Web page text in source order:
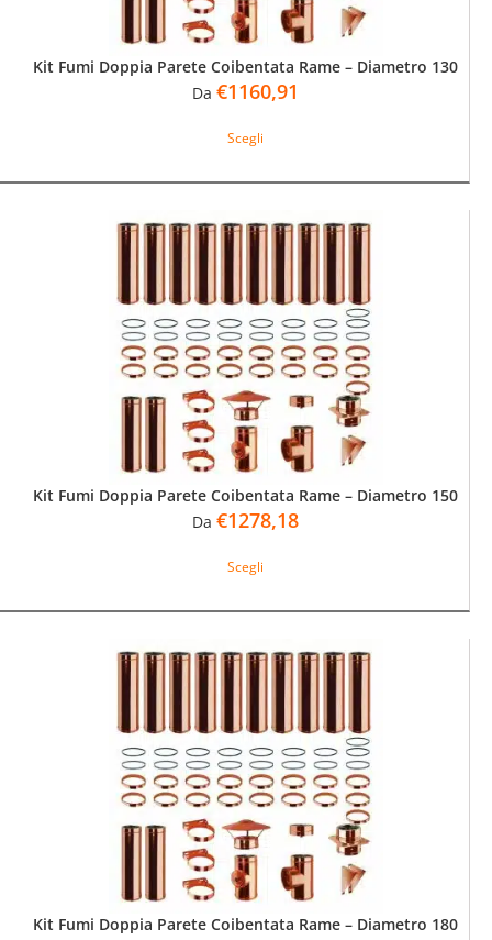
Kit Fumi Doppia Parete Coibentata Rame – Diametro 130
Da €1160,91
Scegli
più
Le
essere
scelte
nella
pagina
del
prodotto
Kit Fumi Doppia Parete Coibentata Rame – Diametro 150
Da €1278,18
Scegli
più
Le
essere
scelte
nella
pagina
del
prodotto
Kit Fumi Doppia Parete Coibentata Rame – Diametro 180